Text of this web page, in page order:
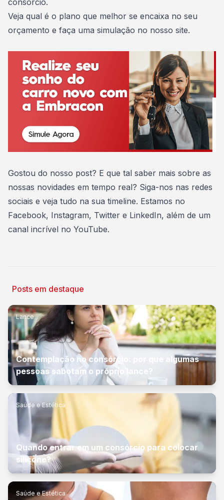
consórcio.
Veja qual é o plano que melhor se encaixa no seu
orçamento e faça uma simulação no nosso site.
Gostou do nosso post? E que tal saber mais sobre as
nossas novidades em tempo real? Siga-nos nas redes
sociais e veja tudo na sua timeline. Estamos no
Facebook, Instagram, Twitter e LinkedIn, além de um
canal incrível no YouTube.
Posts em destaque
Lance
Contemplação no consórcio: por que algumas
pessoas sabotam o próprio lance?
Saúde e Estética
Quando entrar em um consórcio para colocar
silicone?
Saúde e Estética